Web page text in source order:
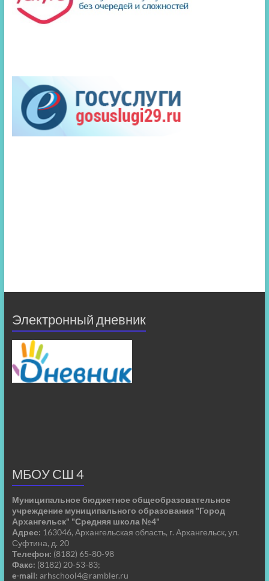
Электронный дневник
МБОУ СШ 4
Муниципальное бюджетное общеобразовательное
учреждение муниципального образования "Город
Архангельск" "Средняя школа №4"
Адрес: 163046, Архангельская область, г. Архангельск, ул.
Суфтина, д. 20
Телефон: (8182) 65-80-98
Факс: (8182) 20-53-83;
e-mail: arhschool4@rambler.ru